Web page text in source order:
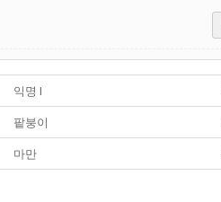
익명 I
팥붕이
마만